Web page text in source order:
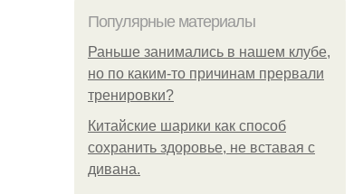
Популярные материалы
Раньше занимались в нашем клубе,
но по каким-то причинам прервали
тренировки?
Китайские шарики как способ
сохранить здоровье, не вставая с
дивана.